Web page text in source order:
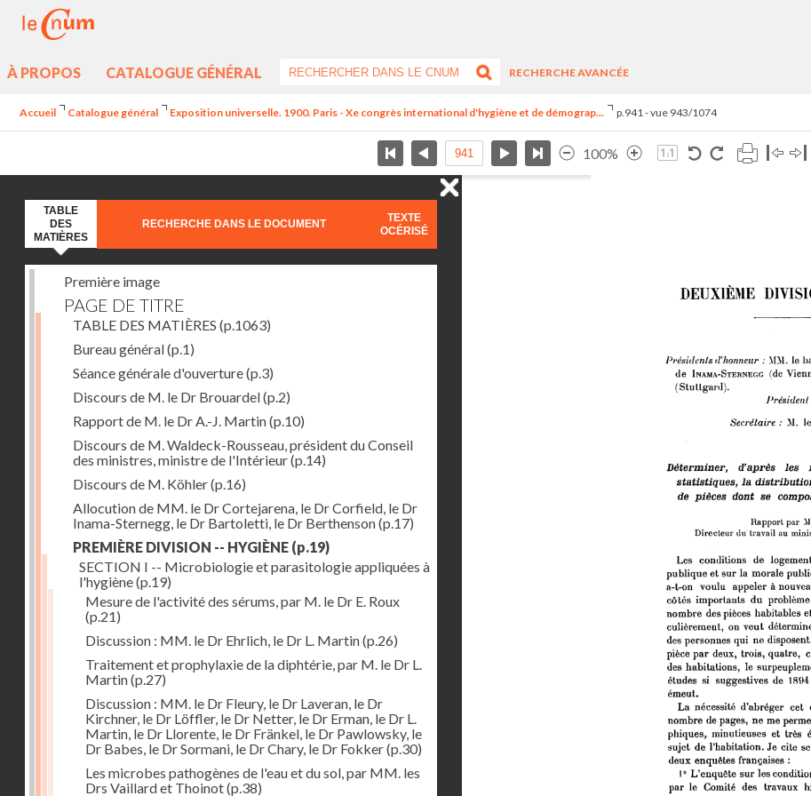
À PROPOS CATALOGUE GÉNÉRAL
RECHERCHE AVANCÉE
Accueil Catalogue général Exposition universelle. 1900. Paris - Xe congrès international d'hygiène et de démograp... p.941 - vue 943/1074
100%
TABLE
DES
MATIÈRES
RECHERCHE DANS LE DOCUMENT
TEXTE
OCÉRISÉ
Première image
PAGE DE TITRE
TABLE DES MATIÈRES (p.1063)
Bureau général(p.1)
Séance générale d'ouverture(p.3)
Discours de M. le Dr Brouardel(p.2)
Rapport de M. le Dr A.-J. Martin(p.10)
Discours de M. Waldeck-Rousseau, président du Conseil
des ministres, ministre de l'Intérieur(p.14)
Discours de M. Köhler(p.16)
Allocution de MM. le Dr Cortejarena, le Dr Corfield, le Dr
Inama-Sternegg, le Dr Bartoletti, le Dr Berthenson(p.17)
PREMIÈRE DIVISION -- HYGIÈNE (p.19)
SECTION I -- Microbiologie et parasitologie appliquées à
l'hygiène(p.19)
Mesure de l'activité des sérums, par M. le Dr E. Roux
(p.21)
Discussion : MM. le Dr Ehrlich, le Dr L. Martin(p.26)
Traitement et prophylaxie de la diphtérie, par M. le Dr L.
Martin(p.27)
Discussion : MM. le Dr Fleury, le Dr Laveran, le Dr
Kirchner, le Dr Löffler, le Dr Netter, le Dr Erman, le Dr L.
Martin, le Dr Llorente, le Dr Fränkel, le Dr Pawlowsky, le
Dr Babes, le Dr Sormani, le Dr Chary, le Dr Fokker(p.30)
Les microbes pathogènes de l'eau et du sol, par MM. les
Drs Vaillard et Thoinot(p.38)